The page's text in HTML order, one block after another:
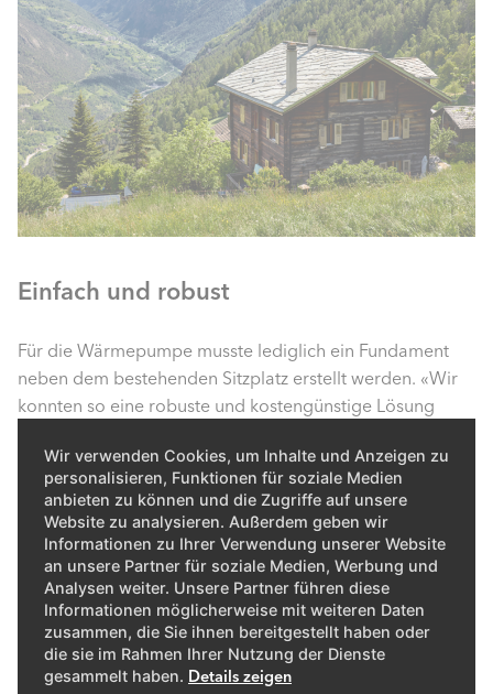
Wir verwenden Cookies, um Inhalte und Anzeigen zu
personalisieren, Funktionen für soziale Medien
anbieten zu können und die Zugriffe auf unsere
Website zu analysieren. Außerdem geben wir
Informationen zu Ihrer Verwendung unserer Website
an unsere Partner für soziale Medien, Werbung und
Analysen weiter. Unsere Partner führen diese
Informationen möglicherweise mit weiteren Daten
zusammen, die Sie ihnen bereitgestellt haben oder
die sie im Rahmen Ihrer Nutzung der Dienste
gesammelt haben. Details zeigen
Einfach und robust
Für die Wärmepumpe musste lediglich ein Fundament
neben dem bestehenden Sitzplatz erstellt werden. «Wir
konnten so eine robuste und kostengünstige Lösung
genügend Leistung. Obwohl wir hier auf fast 1500
Metern Höhe sind, arbeiten diese Geräte auch bei tiefen
Temperaturen einwandfrei», sagt Thomas Ruppen.
Anselm Schwery, zuständiger Verkaufsberater bei ELCO,
weist auf einen weiteren Punkt hin: «Die ganze
Installation ist sehr einfach gehalten. Falls in 15 bis 20
Jahren einmal ein Ersatz fällig wird, kann der neue
Wärmeerzeuger einfach auf dem bestehenden Sockel
platziert werden.»